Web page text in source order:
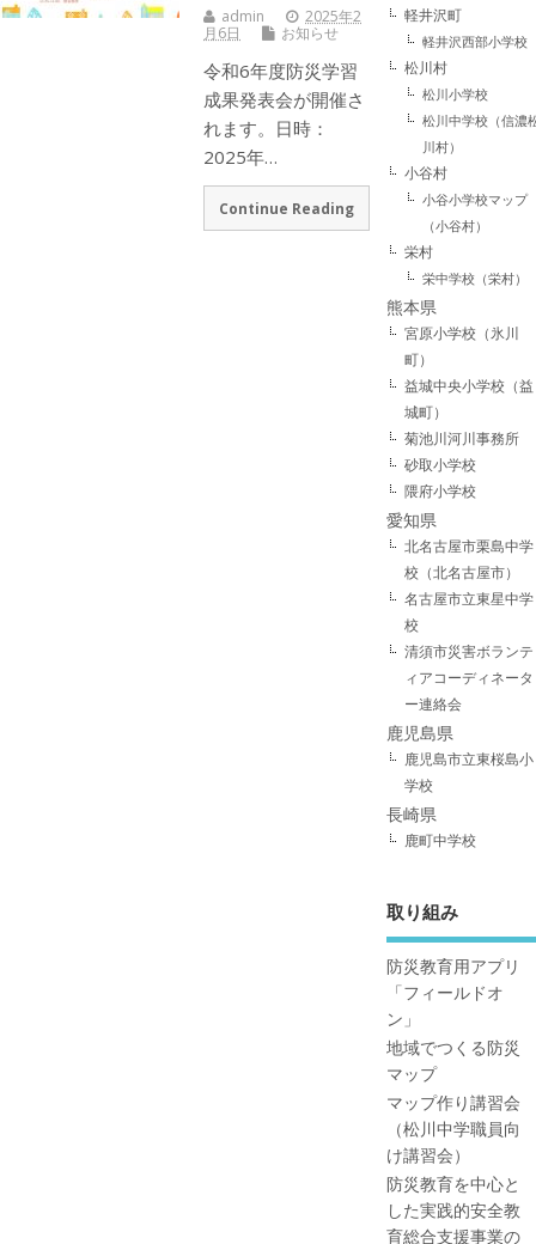
admin
2025年2
月6日
お知らせ
令和6年度防災学習
成果発表会が開催さ
れます。日時：
2025年…
Continue Reading
軽井沢町
軽井沢西部小学校
松川村
松川小学校
松川中学校（信濃
川村）
小谷村
小谷小学校マップ
（小谷村）
栄村
栄中学校（栄村）
熊本県
宮原小学校（氷川
町）
益城中央小学校（益
城町）
菊池川河川事務所
砂取小学校
隈府小学校
愛知県
北名古屋市栗島中学
校（北名古屋市）
名古屋市立東星中学
校
清須市災害ボランテ
ィアコーディネータ
ー連絡会
鹿児島県
鹿児島市立東桜島小
学校
長崎県
鹿町中学校
取り組み
防災教育用アプリ
「フィールドオ
ン」
地域でつくる防災
マップ
マップ作り講習会
（松川中学職員向
け講習会）
防災教育を中心と
した実践的安全教
育総合支援事業の